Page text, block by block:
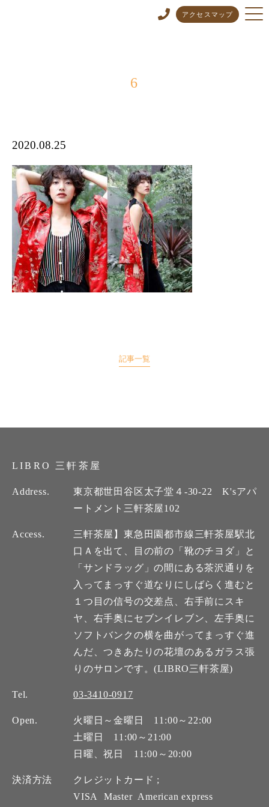
アクセスマップ
6
2020.08.25
記事一覧
LIBRO 三軒茶屋
Address.
東京都世田谷区太子堂４-30-22 K'sアパ
ートメント三軒茶屋102
Access.
三軒茶屋】東急田園都市線三軒茶屋駅北
口Ａを出て、目の前の「靴のチヨダ」と
「サンドラッグ」の間にある茶沢通りを
入ってまっすぐ道なりにしばらく進むと
１つ目の信号の交差点、右手前にスキ
ヤ、右手奥にセブンイレブン、左手奥に
ソフトバンクの横を曲がってまっすぐ進
んだ、つきあたりの花壇のあるガラス張
りのサロンです。(LIBRO三軒茶屋)
Tel. 03-3410-0917
Open.
火曜日～金曜日 11:00～22:00
土曜日 11:00～21:00
日曜、祝日 11:00～20:00
決済方法
クレジットカード ;
VISA
Master American express